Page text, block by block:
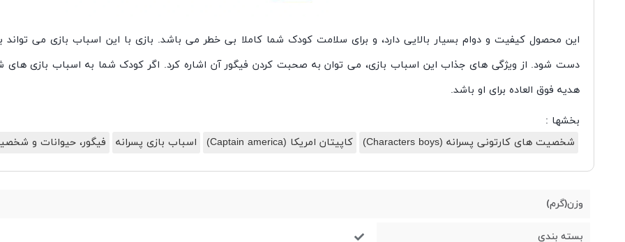
این محصول کیفیت و دوام بسیار بالایی دارد، و برای سلامت کودک شما کاملا بی خطر می باشد. بازی با این اسباب بازی می
دست شود. از ویژگی های جذاب این اسباب بازی، می توان به صحبت کردن فیگور آن اشاره کرد. اگر کودک شما به اسباب بازی های
هدیه فوق العاده برای او باشد.
بخشها :
شخصیت های کارتونی پسرانه (Characters boys)
کاپیتان امریکا (Captain america) اسباب بازی پسرانه فیگور، حیوانات و
وزن(گرم)
بسته بندی